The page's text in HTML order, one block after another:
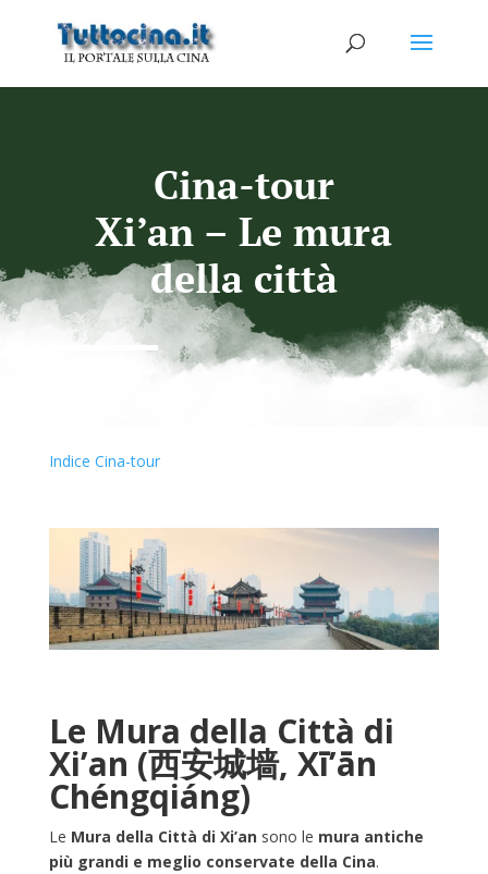
Cina-tour
Xi’an – Le mura
della città
Indice Cina-tour
Le Mura della Città di
Xi’an (西安城墙, Xī’ān
Chéngqiáng)
Le Mura della Città di Xi’ansono le mura antiche
più grandi e meglio conservate della Cina.